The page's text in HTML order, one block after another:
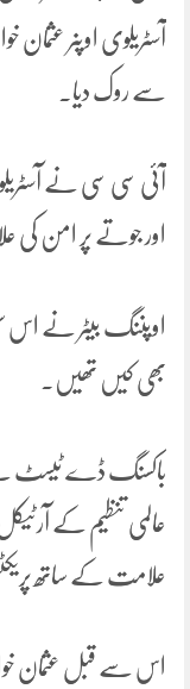
آسٹریلوی اوپنر
سے روک دیا۔
آئی سی سی نے
اور جوتے پر امن کی
اوپننگ بیٹر نے اس
بھی کیں تھیں۔
باکسنگ ڈے ٹیسٹ سے
عالمی تنظیم کے
علامت کے ساتھ
اس سے قبل عثمان